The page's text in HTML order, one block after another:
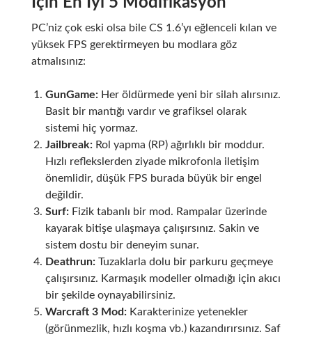
PC’niz çok eski olsa bile CS 1.6’yı eğlenceli kılan ve
yüksek FPS gerektirmeyen bu modlara göz
atmalısınız:
GunGame:Her öldürmede yeni bir silah alırsınız.
Basit bir mantığı vardır ve grafiksel olarak
sistemi hiç yormaz.
Jailbreak:Rol yapma (RP) ağırlıklı bir moddur.
Hızlı reflekslerden ziyade mikrofonla iletişim
önemlidir, düşük FPS burada büyük bir engel
değildir.
Surf:Fizik tabanlı bir mod. Rampalar üzerinde
kayarak bitişe ulaşmaya çalışırsınız. Sakin ve
sistem dostu bir deneyim sunar.
Deathrun:Tuzaklarla dolu bir parkuru geçmeye
çalışırsınız. Karmaşık modeller olmadığı için akıcı
bir şekilde oynayabilirsiniz.
Warcraft 3 Mod:Karakterinize yetenekler
(görünmezlik, hızlı koşma vb.) kazandırırsınız. Saf